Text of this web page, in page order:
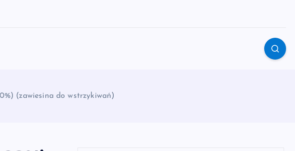
(zawiesina do wstrzykiwań)